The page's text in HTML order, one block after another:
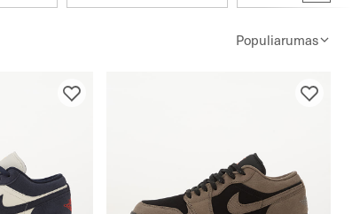
Populiarumas